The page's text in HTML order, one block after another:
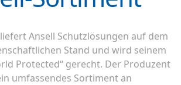
liefert Ansell Schutzlösungen auf dem
Stand und wird seinem
Protected“ gerecht. Der Produzent
umfassendes Sortiment an